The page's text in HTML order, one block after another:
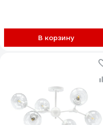
В корзину